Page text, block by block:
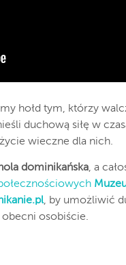
hołd tym, którzy
duchową siłę w
wieczne dla nich.
dominikańska, a
, by umożliwić
osobiście.